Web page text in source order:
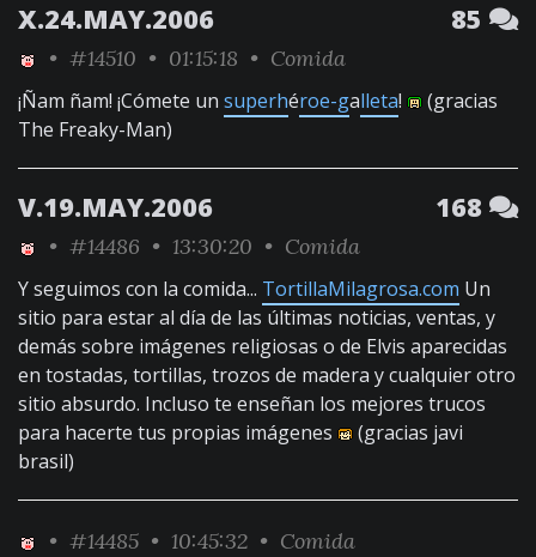
X.24.MAY.2006 85
• #14510 • 01:15:18 • Comida
¡Ñam ñam! ¡Cómete un superhéroe-galleta!
(gracias
The Freaky-Man)
V.19.MAY.2006 168
• #14486 • 13:30:20 • Comida
Y seguimos con la comida... TortillaMilagrosa.com Un
sitio para estar al día de las últimas noticias, ventas, y
demás sobre imágenes religiosas o de Elvis aparecidas
en tostadas, tortillas, trozos de madera y cualquier otro
sitio absurdo. Incluso te enseñan los mejores trucos
para hacerte tus propias imágenes
(gracias javi
brasil)
• #14485 • 10:45:32 • Comida